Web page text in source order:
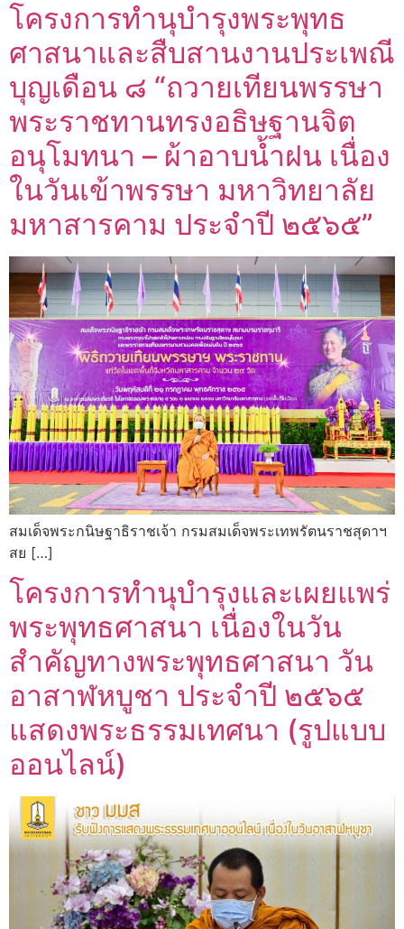
โครงการทำนุบำรุงพระพุทธ
ศาสนาและสืบสานงานประเพณี
บุญเดือน ๘ “ถวายเทียนพรรษา
พระราชทานทรงอธิษฐานจิต
อนุโมทนา – ผ้าอาบน้ำฝน เนื่อง
ในวันเข้าพรรษา มหาวิทยาลัย
มหาสารคาม ประจำปี ๒๕๖๕”
สมเด็จพระกนิษฐาธิราชเจ้า กรมสมเด็จพระเทพรัตนราชสุดาฯ
สย […]
โครงการทำนุบำรุงและเผยแพร่
พระพุทธศาสนา เนื่องในวัน
สำคัญทางพระพุทธศาสนา วัน
อาสาฬหบูชา ประจำปี ๒๕๖๕
แสดงพระธรรมเทศนา (รูปแบบ
ออนไลน์)